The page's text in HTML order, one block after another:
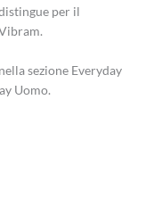
per il
sezione Everyday
Uomo.